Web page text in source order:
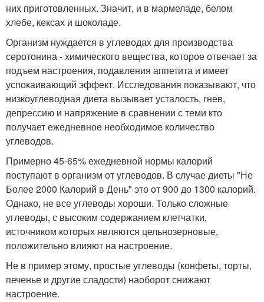
них приготовленных. Значит, и в мармеладе, белом
хлебе, кексах и шоколаде.
Организм нуждается в углеводах для производства
серотонина - химического вещества, которое отвечает за
подъем настроения, подавления аппетита и имеет
успокаивающий эффект. Исследования показывают, что
низкоуглеводная диета вызывает усталость, гнев,
депрессию и напряжение в сравнении с теми кто
получает ежедневное необходимое количество
углеводов.
Примерно 45-65% ежедневной нормы калорий
поступают в организм от углеводов. В случае диеты "Не
Более 2000 Калорий в День" это от 900 до 1300 калорий.
Однако, не все углеводы хороши. Только сложные
углеводы, с высоким содержанием клетчатки,
источником которых являются цельнозерновые,
положительно влияют на настроение.
Не в пример этому, простые углеводы (конфеты, торты,
печенье и другие сладости) наоборот снижают
настроение.